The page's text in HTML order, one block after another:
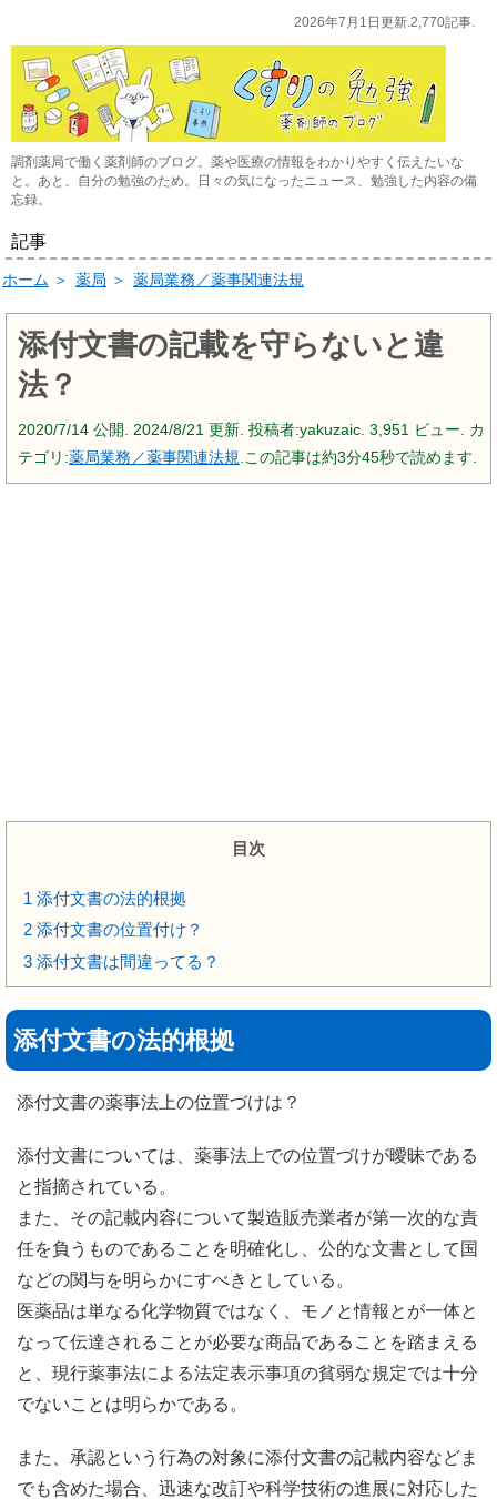
2026年7月1日更新.2,770記事.
調剤薬局で働く薬剤師のブログ。薬や医療の情報をわかりやすく伝えたいな
と。あと、自分の勉強のため。日々の気になったニュース、勉強した内容の備
忘録。
記事
ホーム ＞ 薬局 ＞ 薬局業務／薬事関連法規
添付文書の記載を守らないと違
法？
2020/7/14 公開. 2024/8/21 更新. 投稿者:yakuzaic. 3,951 ビュー. カ
テゴリ:薬局業務／薬事関連法規 .この記事は約3分45秒で読めます.
目次
1 添付文書の法的根拠
2 添付文書の位置付け？
3 添付文書は間違ってる？
添付文書の法的根拠
添付文書の薬事法上の位置づけは？
添付文書については、薬事法上での位置づけが曖昧である
と指摘されている。
また、その記載内容について製造販売業者が第一次的な責
任を負うものであることを明確化し、公的な文書として国
などの関与を明らかにすべきとしている。
医薬品は単なる化学物質ではなく、モノと情報とが一体と
なって伝達されることが必要な商品であることを踏まえる
と、現行薬事法による法定表示事項の貧弱な規定では十分
でないことは明らかである。
また、承認という行為の対象に添付文書の記載内容などま
でも含めた場合、迅速な改訂や科学技術の進展に対応した